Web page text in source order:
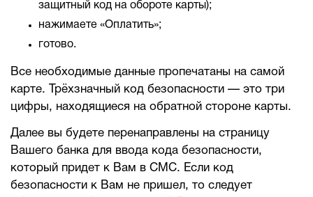
защитный код на обороте карты);
нажимаете «Оплатить»;
готово.
Все необходимые данные пропечатаны на самой
карте. Трёхзначный код безопасности — это три
цифры, находящиеся на обратной стороне карты.
Далее вы будете перенаправлены на страницу
Вашего банка для ввода кода безопасности,
который придет к Вам в СМС. Если код
безопасности к Вам не пришел, то следует